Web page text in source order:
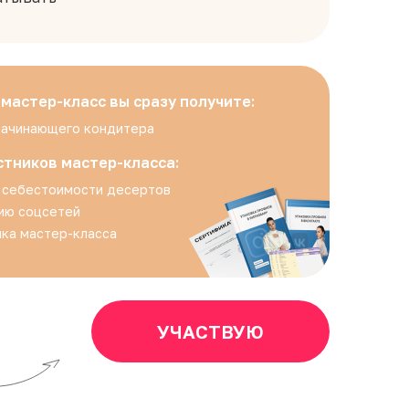
класс вы сразу получите:
кондитера
мастер-класса:
десертов
соцсетей
мастер-класса
УЧАСТВУЮ